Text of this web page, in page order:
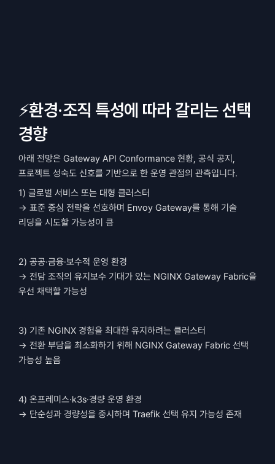
⚡환경·조직 특성에 따라 갈리는 선택
경향
아래 전망은 Gateway API Conformance 현황, 공식 공지,
프로젝트 성숙도 신호를 기반으로 한 운영 관점의 관측입니다.
1) 글로벌 서비스 또는 대형 클러스터
→ 표준 중심 전략을 선호하며 Envoy Gateway를 통해 기술
리딩을 시도할 가능성이 큼
2) 공공·금융·보수적 운영 환경
→ 전담 조직의 유지보수 기대가 있는 NGINX Gateway Fabric을
우선 채택할 가능성
3) 기존 NGINX 경험을 최대한 유지하려는 클러스터
→ 전환 부담을 최소화하기 위해 NGINX Gateway Fabric 선택
가능성 높음
4) 온프레미스·k3s·경량 운영 환경
→ 단순성과 경량성을 중시하며 Traefik 선택 유지 가능성 존재